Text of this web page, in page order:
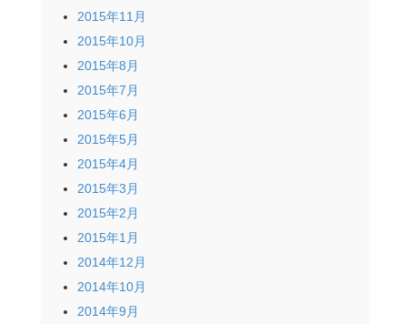
2015年11月
2015年10月
2015年8月
2015年7月
2015年6月
2015年5月
2015年4月
2015年3月
2015年2月
2015年1月
2014年12月
2014年10月
2014年9月